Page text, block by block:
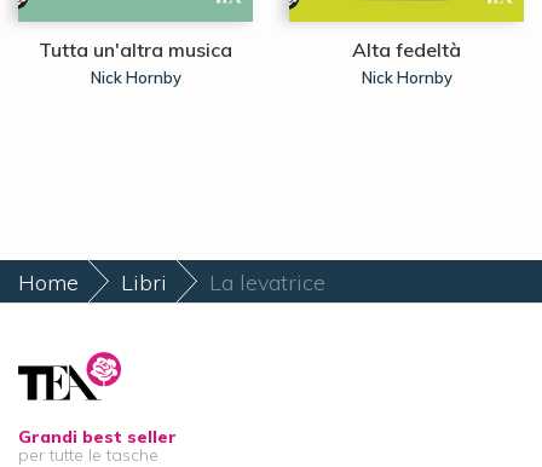
Tutta un'altra musica
Nick Hornby
Alta fedeltà
Nick Hornby
Home Libri La levatrice
Grandi best seller
per tutte le tasche